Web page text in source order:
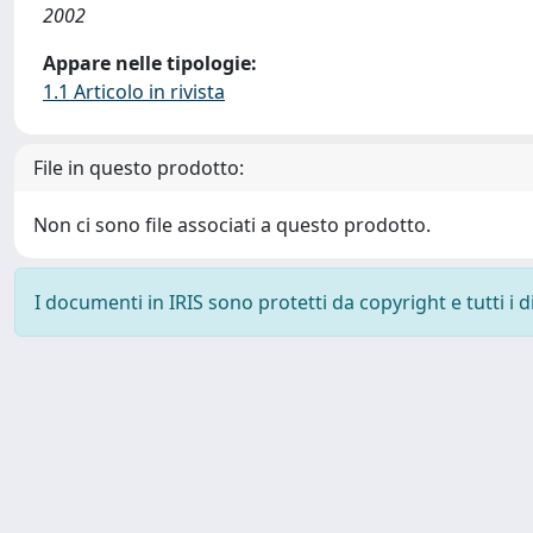
2002
Appare nelle tipologie:
1.1 Articolo in rivista
File in questo prodotto:
Non ci sono file associati a questo prodotto.
I documenti in IRIS sono protetti da copyright e tutti i